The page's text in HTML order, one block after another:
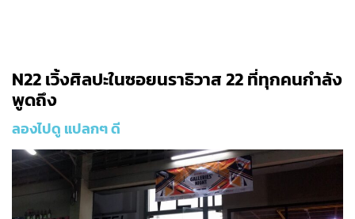
N22 เวิ้งศิลปะในซอยนราธิวาส 22 ที่ทุกคนกำลัง
พูดถึง
ลองไปดู แปลกๆ ดี